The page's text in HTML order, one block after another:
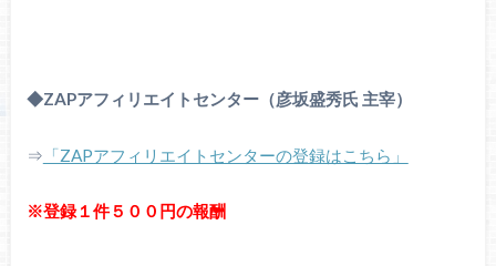
◆ZAPアフィリエイトセンター（彦坂盛秀氏 主宰）
⇒ 「ZAPアフィリエイトセンターの登録はこちら」
※登録１件５００円の報酬